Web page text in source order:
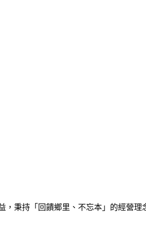
秉持「回饋鄉里、不忘本」的經營